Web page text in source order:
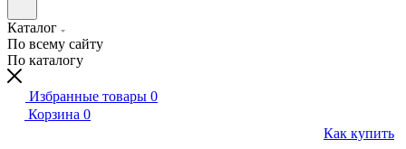
Каталог
По всему сайту
По каталогу
Избранные товары 0
Корзина 0
Как купить